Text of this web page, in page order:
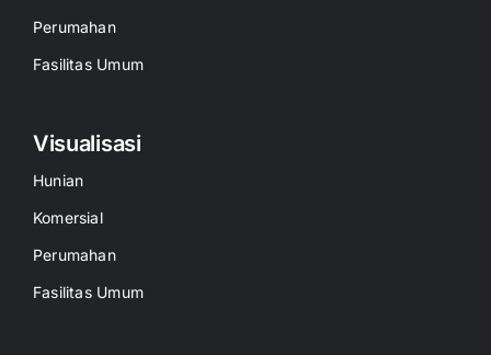
Perumahan
Fasilitas Umum
Visualisasi
Hunian
Komersial
Perumahan
Fasilitas Umum